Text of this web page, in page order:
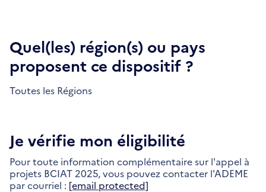
Quel(les) région(s) ou pays
proposent ce dispositif ?
Toutes les Régions
Je vérifie mon éligibilité
Pour toute information complémentaire sur l'appel à
projets BCIAT 2025, vous pouvez contacter l'ADEME
par courriel : [email protected]